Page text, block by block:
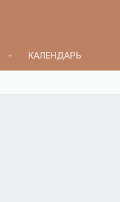
КАЛЕНДАРЬ